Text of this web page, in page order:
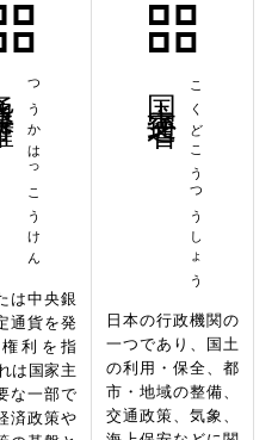
つうかはっこうけん
は中央銀
通貨を発
利を指
は国家主
な一部で
済政策や
こくどこうつうしょう
国土交通省
日本の行政機関の
一つであり、国土
の利用・保全、都
市・地域の整備、
交通政策、気象、